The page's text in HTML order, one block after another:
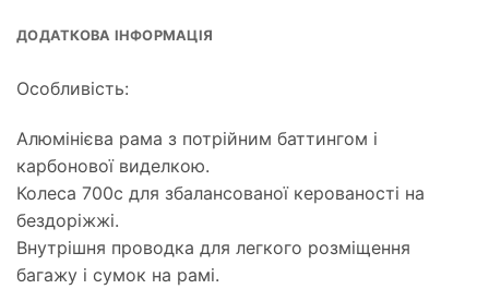
ДОДАТКОВА ІНФОРМАЦІЯ
Особливість:
Алюмінієва рама з потрійним баттингом і
карбонової виделкою.
Колеса 700c для збалансованої керованості на
бездоріжжі.
Внутрішня проводка для легкого розміщення
багажу і сумок на рамі.